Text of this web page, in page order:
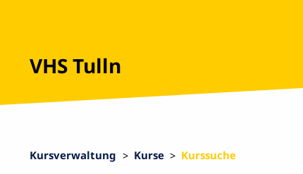
VHS Tulln
Kursverwaltung Kurse Kurssuche